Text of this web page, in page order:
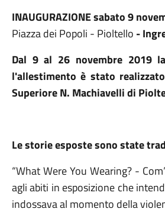
INAUGURAZIONE sabato 9
Piazza dei Popoli - Pioltello -
Dal 9 al 26 novembre 2019
l'allestimento è stato
Superiore N. Machiavelli di
Le storie esposte sono state
“What Were You Wearing? -
agli abiti in esposizione che
indossava al momento della